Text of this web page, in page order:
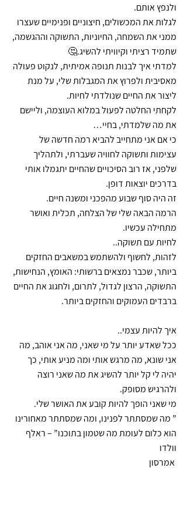
ולנפץ אותם.
לגלות את המכשולים, חיצוניים ופנימיים שעצרו
ממני את השמחה, החיוניות, התשוקה וההגשמה,
שתמיד רציתי וקיוויתי להשיג.🤔
למדתי איך לבנות תנופה אמיתית, לנקוט פעולה
מאסיבית ולפרוץ את המגבלות שלי, על מנת
ליצור את החיים שנולדתי לחיות.
לקחתי החלטה לפעול במלוא העוצמה, וליישם
את מה שלמדתי, בחיי…
כי אם אני מתחייב להביא רמה חדשה של
עצימות ותשוקה לחוויה שעברתי, ולתהליך
שלפני, אז רוב הסיכויים שהחיים יתגמלו אותי
בדרכים יוצאות דופן.
זה היה סוף שבוע מהפכני ומשנה חיים.
הרמה הבאה שלי של הצלחה, תכלית ואושר
מתחילה עכשיו.
לחיות עם תשוקה..
לזהות, לחשוף ולהשתמש במשאבים החזקים
ביותר, שכבר נמצאים ברשותי: האומץ, הנחישות,
התשוקה, הרצון לגדול, לתרום, ולחגוג את החיים
ברבדים העמוקים והחזקים ביותר.
איך להיות עצמי..
ככל שאדע יותר על מי שאני, מה אני אוהב, מה
אני שונא, מה מרגש אותי ומה מניע אותי, כך
יהיה לי קל יותר להשיג את מה שאני רוצה
ולהרגיש מסופק.
מי שאני הופך להיות קובע את האושר שלי.
” מה שמסתתר לפנינו, ומה שמסתתר מאחורינו
הוא כלום לעומת מה שטמון בתוכנו” – ראלף
וולדו
אמרסון